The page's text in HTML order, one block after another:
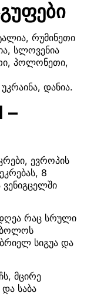
რუმინეთი
სლოვენია
პოლონეთი,
დანია.
–
ევროპის
8
დღეა რაც სრული
ბოლოს
სიგუა და
მცირე
საბა